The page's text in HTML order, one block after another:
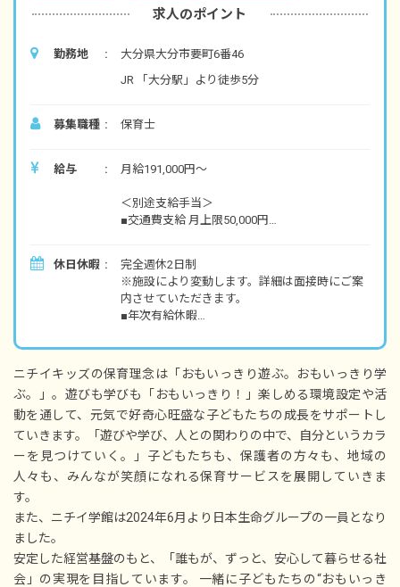
求人のポイント
勤務地
大分県大分市要町6番46
JR 「大分駅」より徒歩5分
募集職種 保育士
給与 月給191,000円～
＜別途支給手当＞
■交通費支給 月上限50,000円
■時間外手当
■昇給（年1回）
■賞与年2回（6月／12月）2024年度実績：全国
※経験・能力・会社業績によります
※評価期間中に基準に満たす勤務実績がない等
の事情がある場合は支給額が0円になります
※試用期間3カ月／同条件
休日休暇
完全週休2日制
※施設により変動します。詳細は面接時にご案
内させていただきます。
■年次有給休暇
■結婚休暇
■忌引休暇
■生理休暇
■産前産後休暇
■育児休暇
■入社時特別休暇（3日）
■サポート休暇（条件あり）
■子の看護休暇
■介護休暇
■家族愛休暇
※年間休日122日以上
ニチイキッズの保育理念は「おもいっきり遊ぶ。おもいっきり学
ぶ。」。遊びも学びも「おもいっきり！」楽しめる環境設定や活
動を通して、元気で好奇心旺盛な子どもたちの成長をサポートし
ていきます。「遊びや学び、人との関わりの中で、自分というカラ
ーを見つけていく。」子どもたちも、保護者の方々も、地域の
人々も、みんなが笑顔になれる保育サービスを展開していきま
す。
また、ニチイ学館は2024年6月より日本生命グループの一員となり
ました。
安定した経営基盤のもと、「誰もが、ずっと、安心して暮らせる社
会」の実現を目指しています。 一緒に子どもたちの“おもいっき